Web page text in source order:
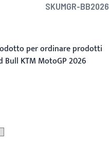
SKUMGR-BB2026
per ordinare prodotti
KTM MotoGP 2026